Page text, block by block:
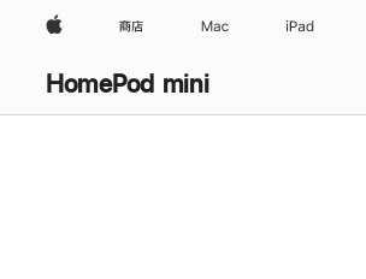
Apple 商店 Mac iPad
HomePod mini